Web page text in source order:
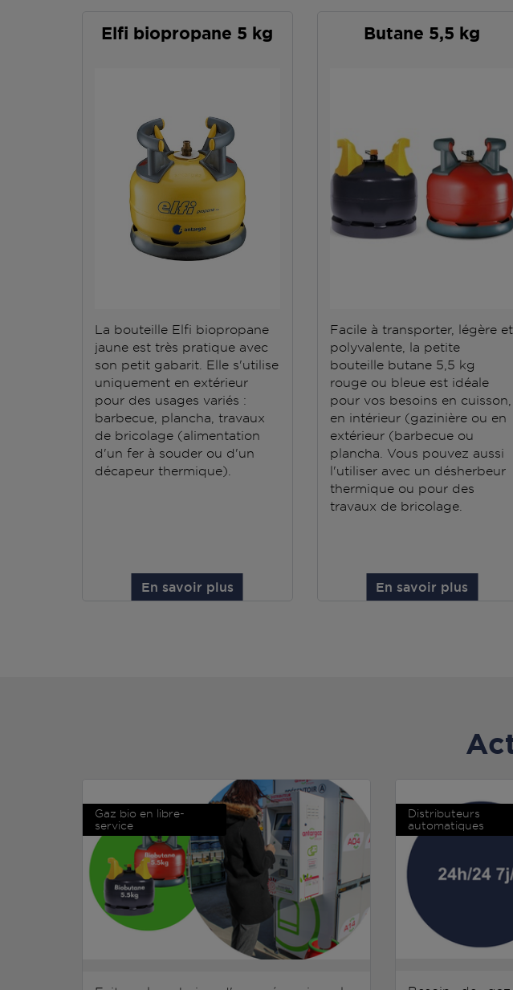
Elfi biopropane 5 kg
La bouteille Elfi biopropane
jaune est très pratique avec
son petit gabarit. Elle s'utilise
uniquement en extérieur
pour des usages variés :
barbecue, plancha, travaux
de bricolage (alimentation
d'un fer à souder ou d'un
décapeur thermique).
En savoir plus
Butane 5,5 kg
Facile à transporter, légère et
polyvalente, la petite
bouteille butane 5,5 kg
rouge ou bleue est idéale
pour vos besoins en cuisson,
en intérieur (gazinière ou en
extérieur (barbecue ou
plancha. Vous pouvez aussi
l'utiliser avec un désherbeur
thermique ou pour des
travaux de bricolage.
En savoir plus
Gaz bio en libre-
service
Distributeurs
automatiques